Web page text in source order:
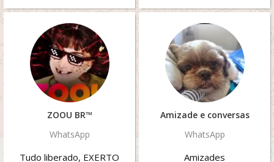
ZOOU BR™
WhatsApp
Tudo liberado, EXERTO
Amizade e conversas
WhatsApp
Amizades